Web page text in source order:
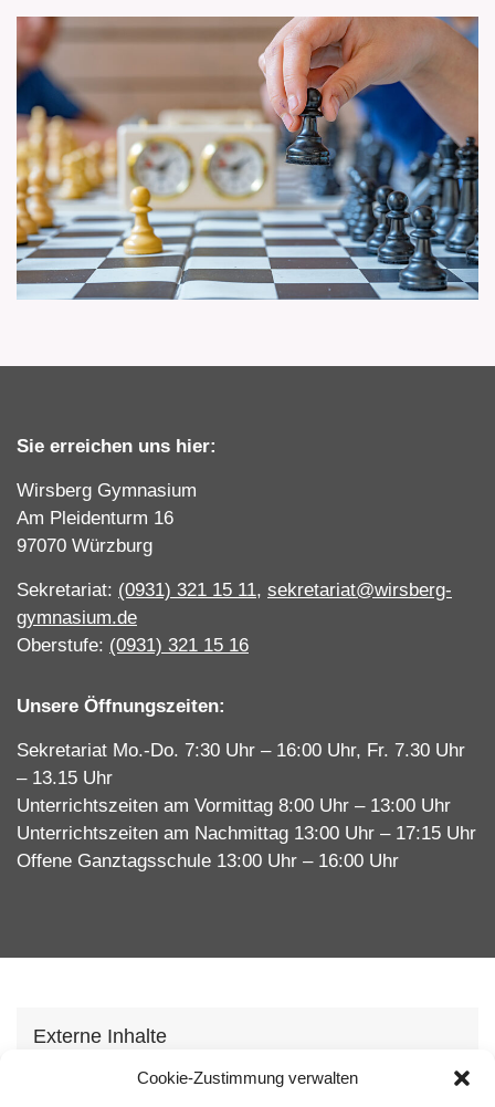
Cookie-Zustimmung verwalten
Sie erreichen uns hier:
Wirsberg Gymnasium
Am Pleidenturm 16
97070 Würzburg
Sekretariat: (0931) 321 15 11, sekretariat@wirsberg-
gymnasium.de
Oberstufe: (0931) 321 15 16
Unsere Öffnungszeiten:
Sekretariat Mo.-Do. 7:30 Uhr – 16:00 Uhr, Fr. 7.30 Uhr
– 13.15 Uhr
Unterrichtszeiten am Vormittag 8:00 Uhr – 13:00 Uhr
Unterrichtszeiten am Nachmittag 13:00 Uhr – 17:15 Uhr
Offene Ganztagsschule 13:00 Uhr – 16:00 Uhr
Externe Inhalte
Wir verwenden auf unserer Webseite externe